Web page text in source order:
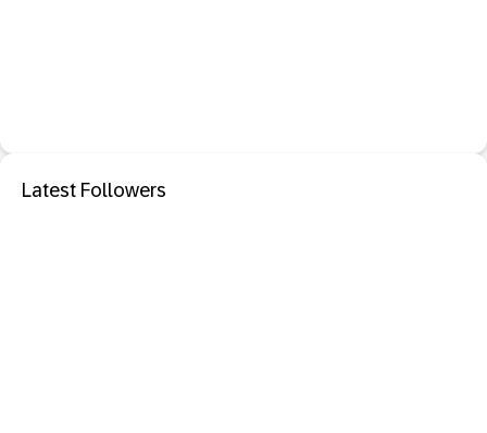
Latest Followers